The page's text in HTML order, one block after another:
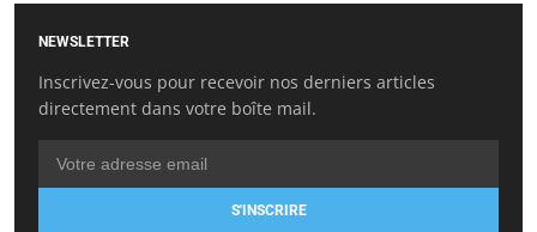
NEWSLETTER
Inscrivez-vous pour recevoir nos derniers articles
directement dans votre boîte mail.
S'INSCRIRE